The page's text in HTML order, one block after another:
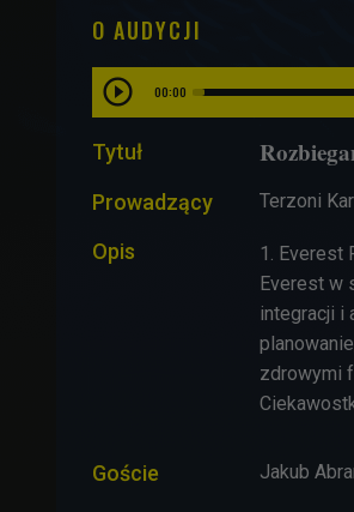
O AUDYCJI
00:00
Tytuł
Prowadzący Terzoni
Opis
1. Everest
Everest w
integracji i
zdrowymi
Goście Jakub